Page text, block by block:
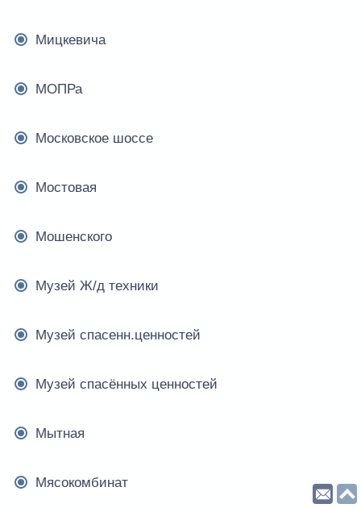
Мицкевича
МОПРа
Московское шоссе
Мостовая
Мошенского
Музей Ж/д техники
Музей спасенн.ценностей
Музей спасённых ценностей
Мытная
Мясокомбинат